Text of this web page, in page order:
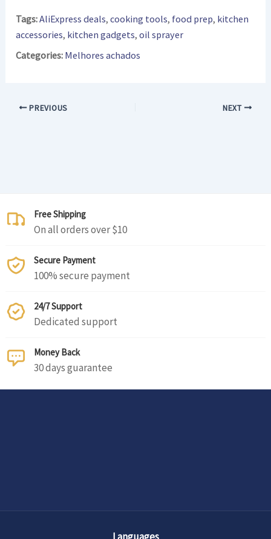
Tags:AliExpress deals,cooking tools, food prep, kitchen
accessories, kitchen gadgets,oil sprayer
Categories: Melhores achados
PREVIOUS NEXT
Free Shipping
On all orders over $10
Secure Payment
100% secure payment
24/7 Support
Dedicated support
Money Back
30 days guarantee